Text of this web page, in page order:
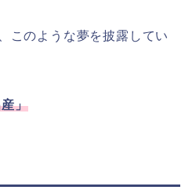
このような夢を披露してい
」